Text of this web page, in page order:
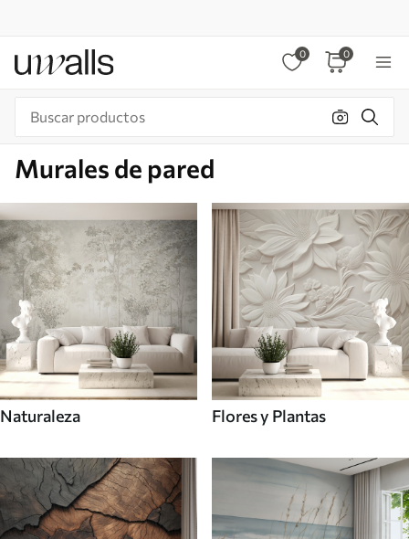
0 0
Murales de pared
Naturaleza Flores y Plantas